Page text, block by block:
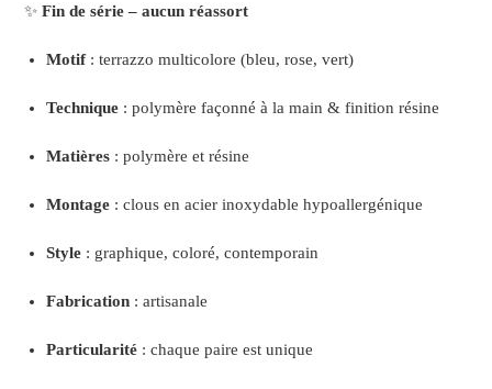
✨Fin de série – aucun réassort
Motif: terrazzo multicolore (bleu, rose, vert)
Technique : polymère façonné à la main & finition résine
Matières : polymère et résine
Montage : clous en acier inoxydable hypoallergénique
Style : graphique, coloré, contemporain
Fabrication : artisanale
Particularité : chaque paire est unique